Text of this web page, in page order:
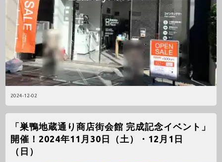
2024-12-02
「巣鴨地蔵通り商店街会館 完成記念イベント」
開催！2024年11月30日（土）・12月1日
（日）